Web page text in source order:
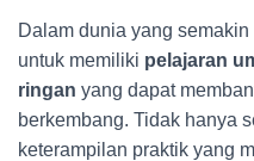
Dalam dunia yang
untuk memiliki pelajaran
ringan yang dapat
berkembang. Tidak hanya
keterampilan praktik yang